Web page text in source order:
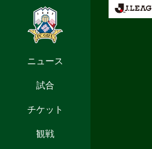
ニュース
試合
チケット
観戦